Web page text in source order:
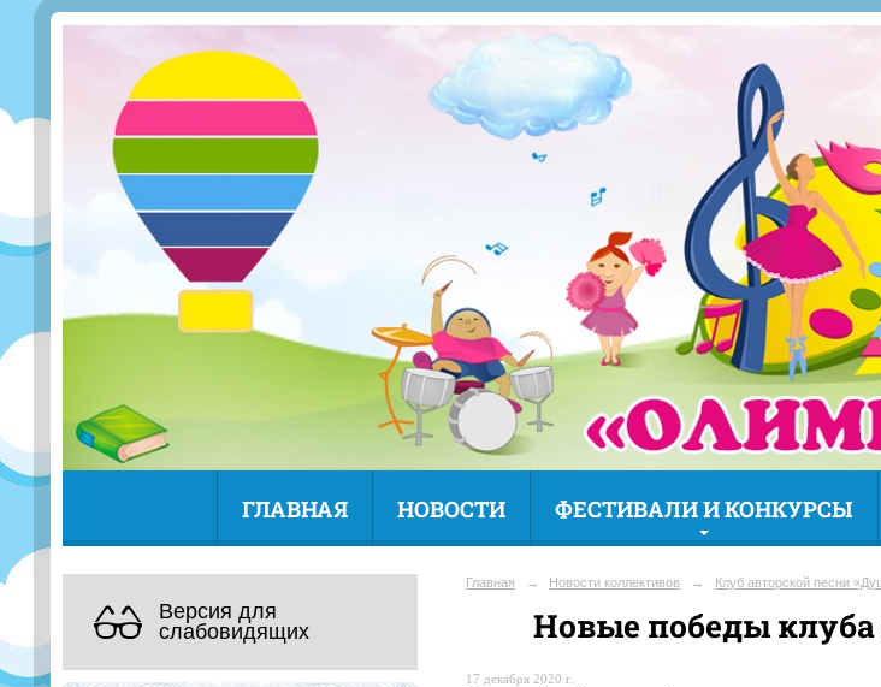
ГЛАВНАЯ НОВОСТИ ФЕСТИВАЛИ И КОНКУРСЫ
Версия для
слабовидящих
Главная → Новости коллективов → Клуб авторской песни
Новые победы
17 декабря 2020 г.